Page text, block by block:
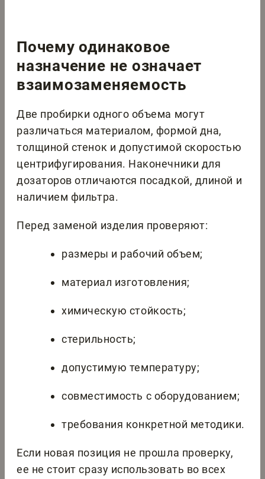
Почему одинаковое
назначение не означает
взаимозаменяемость
Две пробирки одного объема могут
различаться материалом, формой дна,
толщиной стенок и допустимой скоростью
центрифугирования. Наконечники для
дозаторов отличаются посадкой, длиной и
наличием фильтра.
Перед заменой изделия проверяют:
размеры и рабочий объем;
материал изготовления;
химическую стойкость;
стерильность;
допустимую температуру;
совместимость с оборудованием;
требования конкретной методики.
Если новая позиция не прошла проверку,
ее не стоит сразу использовать во всех